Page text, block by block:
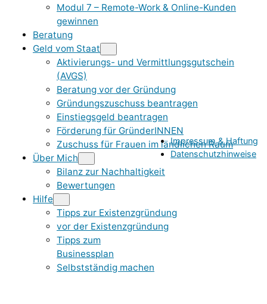
Modul 7 – Remote-Work & Online-Kunden
gewinnen
Beratung
Geld vom Staat
Aktivierungs- und Vermittlungsgutschein
(AVGS)
Beratung vor der Gründung
Gründungszuschuss beantragen
Einstiegsgeld beantragen
Förderung für GründerINNEN
Zuschuss für Frauen im ländlichen Raum
Über Mich
Bilanz zur Nachhaltigkeit
Bewertungen
Hilfe
Tipps zur Existenzgründung
vor der Existenzgründung
Tipps zum
Businessplan
Selbstständig machen
Impressum & Haftung
Datenschutzhinweise